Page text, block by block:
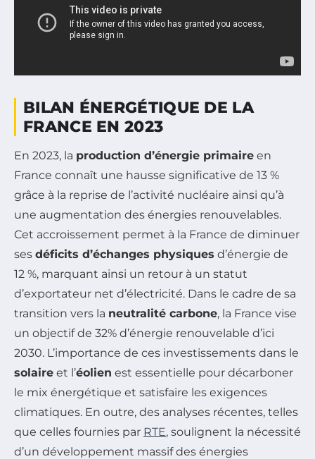
BILAN ÉNERGÉTIQUE DE LA
FRANCE EN 2023
En 2023, la production d’énergie primaire en
France connaît une hausse significative de 13 %
grâce à la reprise de l’activité nucléaire ainsi qu’à
une augmentation des énergies renouvelables.
Cet accroissement permet à la France de diminuer
ses déficits d’échanges physiques d’énergie de
12 %, marquant ainsi un retour à un statut
d’exportateur net d’électricité. Dans le cadre de sa
transition vers la neutralité carbone, la France vise
un objectif de 32% d’énergie renouvelable d’ici
2030. L’importance de ces investissements dans le
solaire et l’éolien est essentielle pour décarboner
le mix énergétique et satisfaire les exigences
climatiques. En outre, des analyses récentes, telles
que celles fournies par RTE, soulignent la nécessité
d’un développement massif des énergies